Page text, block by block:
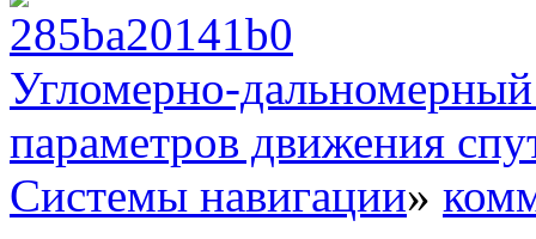
Угломерно-
параметров движения
Системы навигации»